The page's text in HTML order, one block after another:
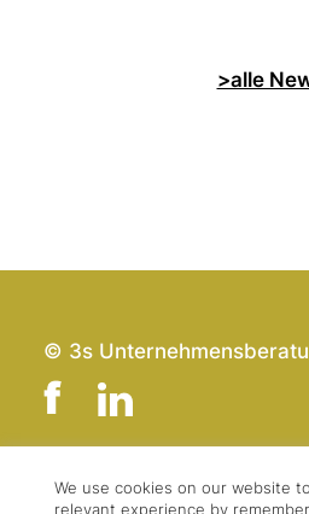
>alle
© 3s
Team
We use cookies on our website
relevant experience by